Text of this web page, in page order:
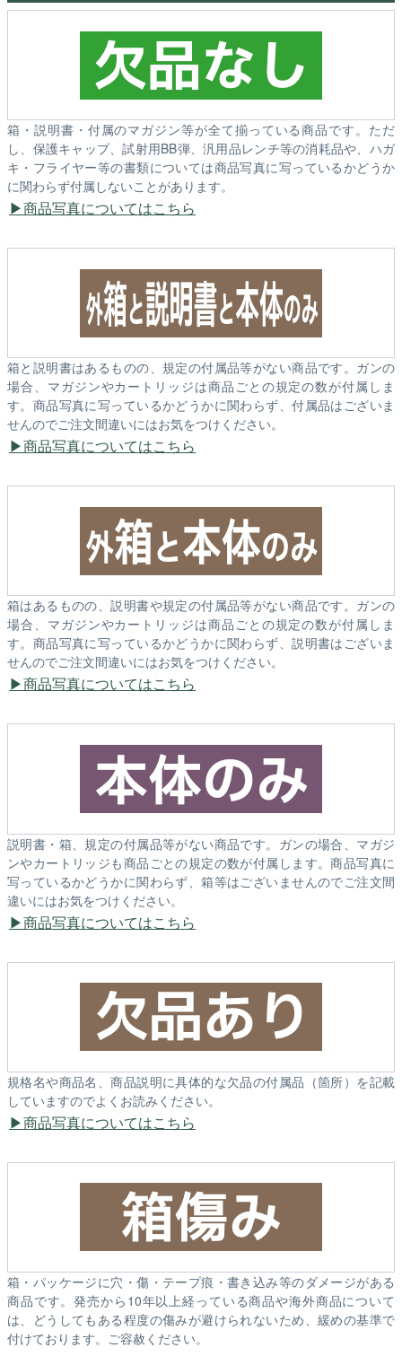
箱・説明書・付属のマガジン等が全て揃っている商品です。ただ
し、保護キャップ、試射用BB弾、汎用品レンチ等の消耗品や、ハガ
キ・フライヤー等の書類については商品写真に写っているかどうか
に関わらず付属しないことがあります。
商品写真についてはこちら
箱と説明書はあるものの、規定の付属品等がない商品です。ガンの
場合、マガジンやカートリッジは商品ごとの規定の数が付属しま
す。商品写真に写っているかどうかに関わらず、付属品はございま
せんのでご注文間違いにはお気をつけください。
商品写真についてはこちら
箱はあるものの、説明書や規定の付属品等がない商品です。ガンの
場合、マガジンやカートリッジは商品ごとの規定の数が付属しま
す。商品写真に写っているかどうかに関わらず、説明書はございま
せんのでご注文間違いにはお気をつけください。
商品写真についてはこちら
説明書・箱、規定の付属品等がない商品です。ガンの場合、マガジ
ンやカートリッジも商品ごとの規定の数が付属します。商品写真に
写っているかどうかに関わらず、箱等はございませんのでご注文間
違いにはお気をつけください。
商品写真についてはこちら
規格名や商品名、商品説明に具体的な欠品の付属品（箇所）を記載
していますのでよくお読みください。
商品写真についてはこちら
箱・パッケージに穴・傷・テープ痕・書き込み等のダメージがある
商品です。発売から10年以上経っている商品や海外商品について
は、どうしてもある程度の傷みが避けられないため、緩めの基準で
付けております。ご容赦ください。